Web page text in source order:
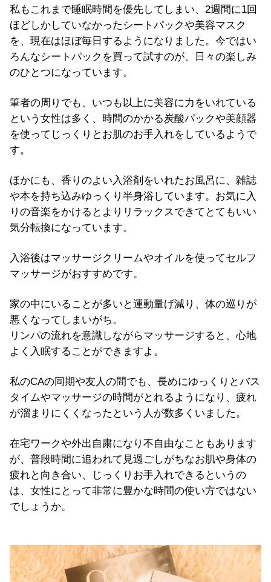
私もこれまで睡眠時間を優先してしまい、2週間に1回
ほどしかしていなかったシートパックや美容マスク
を、現在はほぼ毎日するようになりました。今ではい
ろんなシートパックを買って試すのが、日々の楽しみ
のひとつになっています。
筆者の周りでも、いつも以上に美容に力をいれている
という女性は多く、時間のかかる炭酸パックや美顔器
を使ってじっくりとお肌のお手入れをしているようで
す。
ほかにも、香りのよい入浴剤をいれたお風呂に、雑誌
や本を持ち込みゆっくり半身浴しています。お気に入
りの音楽をかけるとよりリラックスできてとてもいい
気分転換になっています。
入浴後はマッサージクリームやオイルを使ってセルフ
マッサージがおすすめです。
家の中にいることが多いと運動量げ減り、体の巡りが
悪くなってしまいがち。
リンパの流れを意識しながらマッサージすると、心地
よく入眠することができますよ。
私のCAの同期や友人の間でも、長めにゆっくりとバス
タイムやマッサージの時間がとれるようになり、疲れ
が溜まりにくくなったという人が数多くいました。
在宅ワークや外出自粛になり不自由なこともあります
が、普段時間に追われて見過ごしがちなお肌や身体の
疲れと向き合い、じっくりお手入れできるというの
は、女性にとって非常に豊かな時間の使い方ではない
でしょうか。